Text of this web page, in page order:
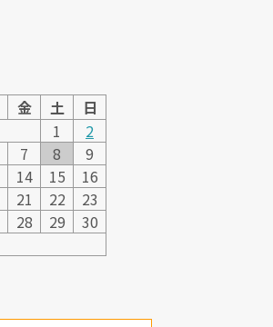
金 土
日
1
2
7 8
9
14 15
16
21 22
23
28 29
30